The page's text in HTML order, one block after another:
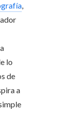
,
lo
de
a